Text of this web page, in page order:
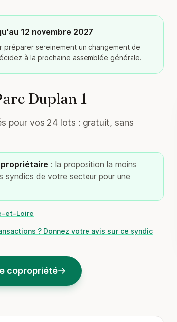
12 novembre 2027
sereinement un changement de
à la prochaine assemblée générale.
Duplan 1
pour vos 24 lots : gratuit, sans
: la proposition la moins
syndics de votre secteur pour une
et-Loire
? Donnez votre avis sur ce syndic
copropriété